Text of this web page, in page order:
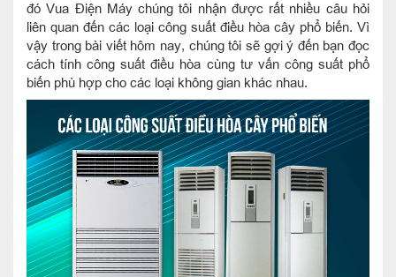
đó Vua Điện Máy chúng tôi nhận được rất nhiều câu hỏi
liên quan đến các loại công suất điều hòa cây phổ biến. Vì
vậy trong bài viết hôm nay, chúng tôi sẽ gợi ý đến bạn đọc
cách tính công suất điều hòa cùng tư vấn công suất phổ
biến phù hợp cho các loại không gian khác nhau.